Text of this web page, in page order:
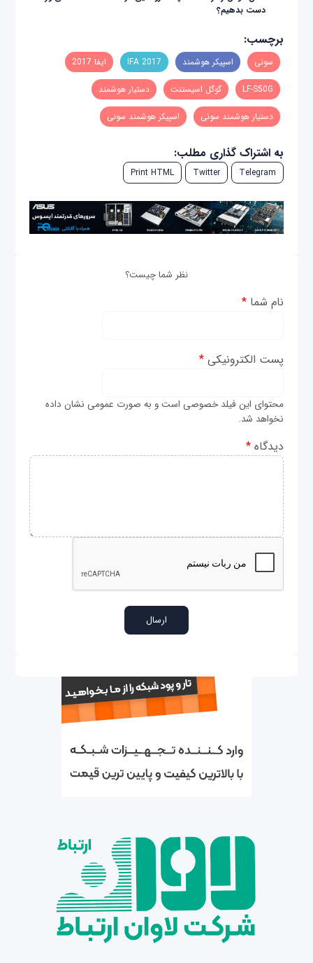
دست بدهیم؟
برچسب:
سونی اسپیکر هوشمند IFA 2017 ایفا 2017
LF-S50G گوگل اسیستنت دستیار هوشمند
دستیار هوشمند سونی اسپیکر هوشمند سونی
به اشتراک گذاری مطلب:
Telegram
Twitter
Print HTML
نظر شما چیست؟
نام شما*
پست الکترونیکی*
محتوای این فیلد خصوصی است و به صورت عمومی نشان داده
نخواهد شد.
دیدگاه*